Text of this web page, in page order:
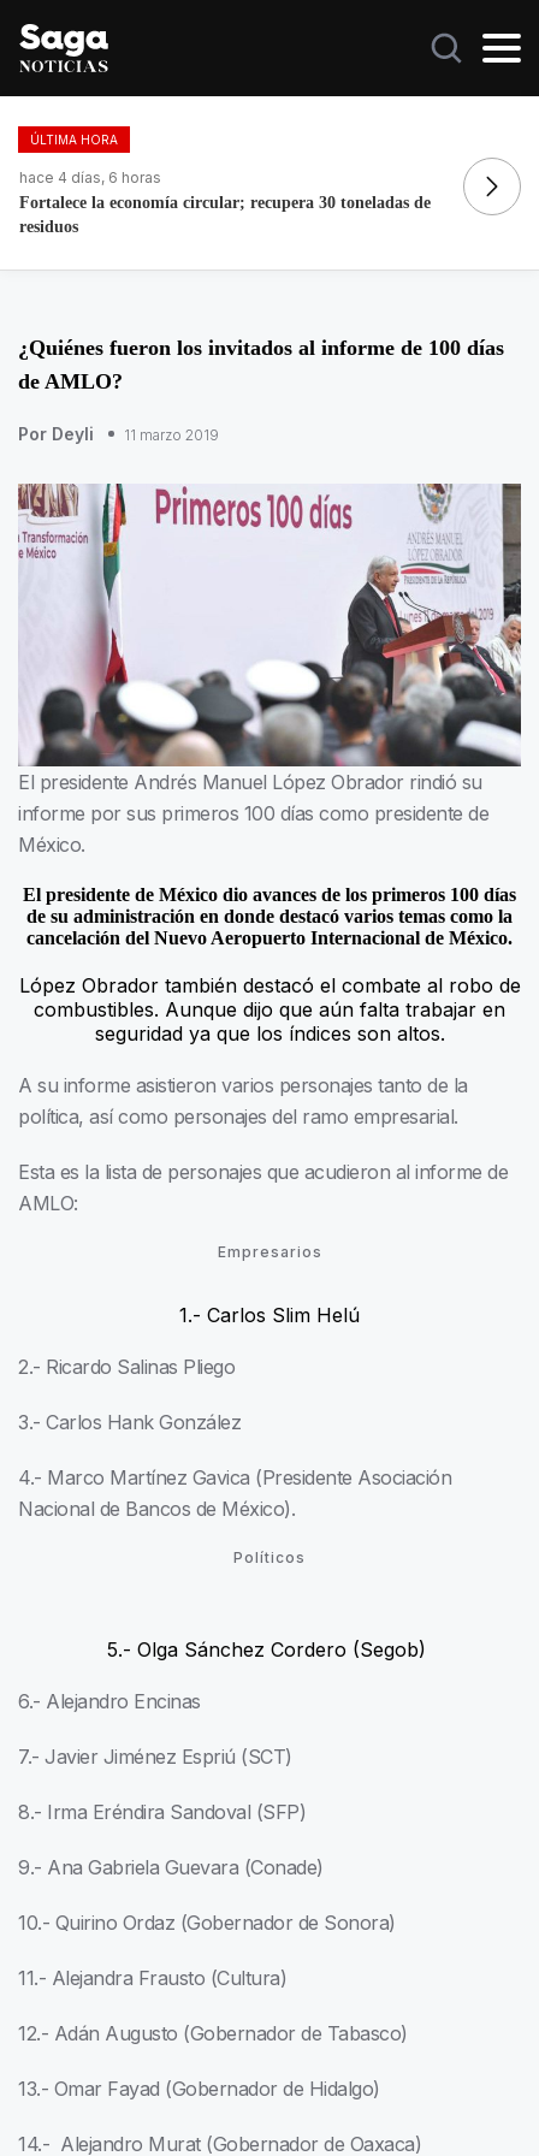
ÚLTIMA HORA
hace 7 horas
Galilea Montijo celebra estar entre Los 50 más bellos
¿Quiénes fueron los invitados al informe de 100 días
de AMLO?
Por Deyli 11 marzo 2019
El presidente Andrés Manuel López Obrador rindió su
informe por sus primeros 100 días como presidente de
México.
El presidente de México dio avances de los primeros 100 días
de su administración en donde destacó varios temas como la
cancelación del Nuevo Aeropuerto Internacional de México.
López Obrador también destacó el combate al robo de
combustibles. Aunque dijo que aún falta trabajar en
seguridad ya que los índices son altos.
A su informe asistieron varios personajes tanto de la
política, así como personajes del ramo empresarial.
Esta es la lista de personajes que acudieron al informe de
AMLO:
Empresarios
1.- Carlos Slim Helú
2.- Ricardo Salinas Pliego
3.- Carlos Hank González
4.- Marco Martínez Gavica (Presidente Asociación
Nacional de Bancos de México).
Políticos
5.- Olga Sánchez Cordero (Segob)
6.- Alejandro Encinas
7.- Javier Jiménez Espriú (SCT)
8.- Irma Eréndira Sandoval (SFP)
9.- Ana Gabriela Guevara (Conade)
10.- Quirino Ordaz (Gobernador de Sonora)
11.- Alejandra Frausto (Cultura)
12.- Adán Augusto (Gobernador de Tabasco)
13.- Omar Fayad (Gobernador de Hidalgo)
14.- Alejandro Murat (Gobernador de Oaxaca)